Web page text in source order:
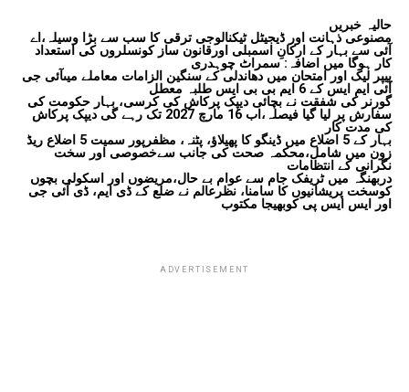
حالیہ خبریں
مصنوعی ذہانت اور ڈیجیٹل ٹیکنالوجی ترقی کا سب سے بڑا وسیلہ،اے
آئی سے بہار کے ارکانِ اسمبلی اورقانون ساز کونسلروں کی استعداد
کار ہوگا میں اضافہ: سمراٹ چوہدری
پیپر لیک اور امتحان میں دھاندلی کے سنگین الزامات معاملے میںآئی جی
آئی ایم ایس کے 6 ایم بی بی ایس طلبہ معطل
گورنر کی شفقت نے بچائی دیپک پرکاش کی کرسی، بہار حکومت کی
سفارش پر لیا گیا فیصلہ،اب 16 مارچ 2027 تک رہے گی دیپک پرکاش
کی مدت کار
بہار کے 5 اضلاع میں ڈینگو کا پھیلاؤ، پٹنہ، مظفرپور سمیت 5 اضلاع ریڈ
زون میں شامل،محکمہ صحت کی جانب سےخصوصی اور سخت
نگرانی کے انتظامات
دربھنگہ میں ٹریفک جام سے عوام بے حال،مریضوں اور اسکولی بچوں
کوسخت پریشانیوں کا سامنا، نظرعالم نے ضلع کے ڈی ایم، ڈی آئی جی
اور ایس ایس پی کوبھیجا مکتوب
ADVERTISEMENT